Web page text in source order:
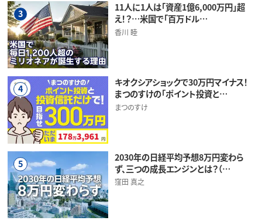
3
11人に1人は「資産1億6,000万円」超
え！？…米国で「百万ドル…
香川 睦
4
キオクシアショックで30万円マイナス！
まつのすけの「ポイント投資と…
まつのすけ
5
2030年の日経平均予想8万円変わら
ず、三つの成長エンジンとは？（…
窪田 真之